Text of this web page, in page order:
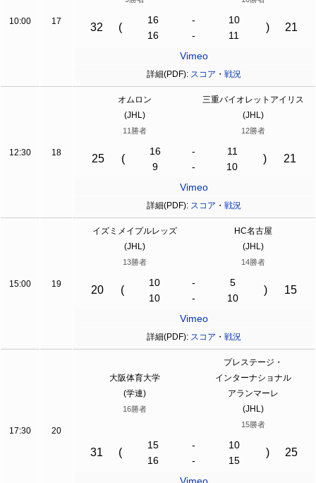
10:00 17 32 (
16 -
10
16
- 11
) 21
Vimeo
詳細(PDF): スコア ・ 戦況
12:30 18
オムロン
(JHL)
11勝者
三重バイオレットアイリス
(JHL)
12勝者
25 (
16 -
11
9
- 10
) 21
Vimeo
詳細(PDF): スコア ・ 戦況
15:00 19
イズミメイプルレッズ
(JHL)
13勝者
HC名古屋
(JHL)
14勝者
20 (
10 -
5
10
- 10
) 15
Vimeo
詳細(PDF): スコア ・ 戦況
17:30 20
大阪体育大学
(学連)
16勝者
プレステージ・
インターナショナル
アランマーレ
(JHL)
15勝者
31 (
15 -
10
16
- 15
) 25
Vimeo